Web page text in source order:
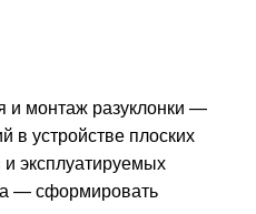
и монтаж разуклонки —
в устройстве плоских
и эксплуатируемых
— сформировать